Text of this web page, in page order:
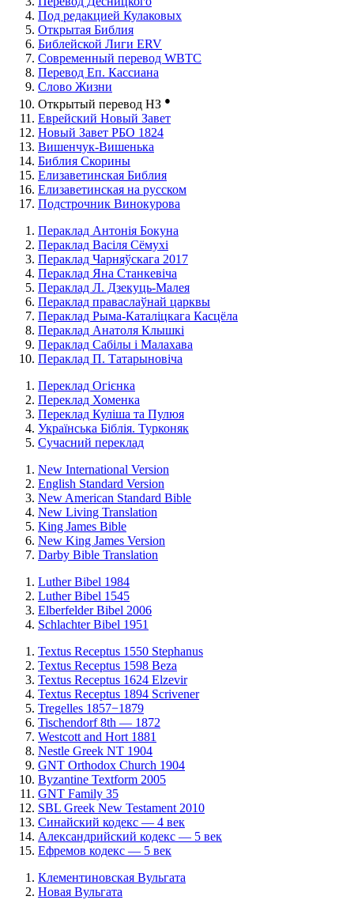
Под редакцией Кулаковых
Открытая Библия
Библейской Лиги ERV
Cовременный перевод WBTC
Перевод Еп. Кассиана
Слово Жизни
Открытый перевод НЗ ●
Еврейский Новый Завет
Новый Завет РБО 1824
Вишенчук-Вишенька
Библия Скорины
Елизаветинская Библия
Елизаветинская на русском
Подстрочник Винокурова
Пераклад Антонія Бокуна
Пераклад Васіля Сёмухі
Пераклад Чарняўскага 2017
Пераклад Яна Станкевіча
Пераклад Л. Дзекуць-Малея
Пераклад праваслаўнай царквы
Пераклад Рыма-Каталіцкага Касцёла
Пераклад Анатоля Клышкi
Пераклад Сабілы і Малахава
Пераклад П. Татарыновіча
Переклад Огієнка
Переклад Хоменка
Переклад Куліша та Пулюя
Українська Біблія. Турконяк
Сучасний переклад
New International Version
English Standard Version
New American Standard Bible
New Living Translation
King James Bible
New King James Version
Darby Bible Translation
Luther Bibel 1984
Luther Bibel 1545
Elberfelder Bibel 2006
Schlachter Bibel 1951
Textus Receptus 1550 Stephanus
Textus Receptus 1598 Beza
Textus Receptus 1624 Elzevir
Textus Receptus 1894 Scrivener
Tregelles 1857−1879
Tischendorf 8th — 1872
Westcott and Hort 1881
Nestle Greek NT 1904
GNT Orthodox Church 1904
Byzantine Textform 2005
GNT Family 35
SBL Greek New Testament 2010
Синайский кодекс — 4 век
Александрийский кодекс — 5 век
Ефремов кодекс — 5 век
Клементиновская Вульгата
Новая Вульгата